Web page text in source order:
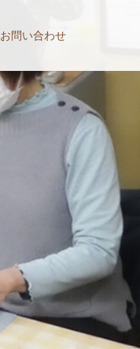
お問い合わせ